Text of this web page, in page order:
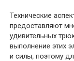
Технические
предоставляют
удивительных
выполнение этих
и силы, поэтому